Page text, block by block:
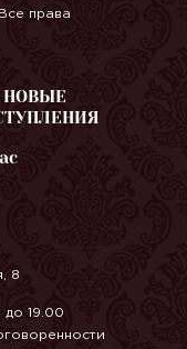
права
НОВЫЕ
8
до 19.00